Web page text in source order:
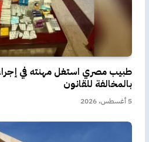
طبيب مصري استغل مهنته في
بالمخالفة للقانون
5 أغسطس، 2026